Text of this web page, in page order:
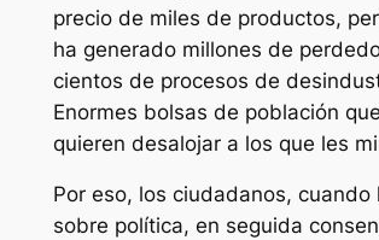
precio de miles de productos,
ha generado millones de
cientos de procesos de
Enormes bolsas de población
quieren desalojar a los que les
Por eso, los ciudadanos, cuando
sobre política, en seguida